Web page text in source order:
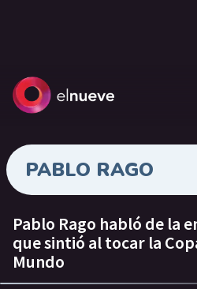
PABLO RAGO
Pablo Rago habló de la
que sintió al tocar la
Mundo